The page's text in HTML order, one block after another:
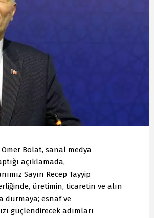
Bolat, sanal medya
açıklamada,
Sayın Recep Tayyip
üretimin, ticaretin ve alın
durmaya; esnaf ve
güçlendirecek adımları